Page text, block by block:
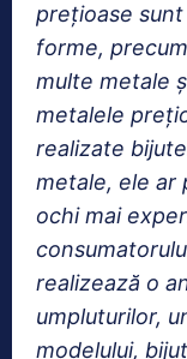
preţioase
forme,
multe metale
metalele
realizate
metale, ele ar
ochi mai
realizează o
umpluturilor,
modelului,